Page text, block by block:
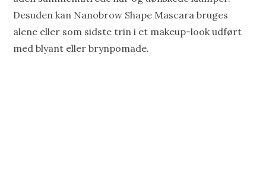
Desuden kan Nanobrow Shape Mascara bruges
alene eller som sidste trin i et makeup-look udført
med blyant eller brynpomade.